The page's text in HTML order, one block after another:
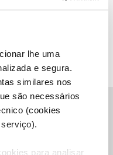
lhe uma
e segura.
similares nos
são necessários
(cookies
para analisar
ajudar a analisar
para o perfil
relevante. Marque